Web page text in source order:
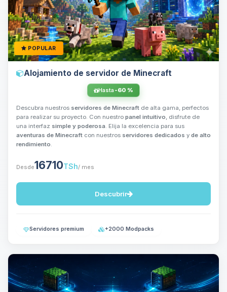
POPULAR
Alojamiento de servidor de Minecraft
Hasta -60 %
Descubra nuestros servidores de Minecraft de alta gama, perfectos
para realizar su proyecto. Con nuestro panel intuitivo, disfrute de
una interfaz simple y poderosa. Elija la excelencia para sus
aventuras de Minecraft con nuestros servidores dedicados y de alto
rendimiento.
Desde16710TSh/ mes
Descubrir
Servidores premium +2000 Modpacks